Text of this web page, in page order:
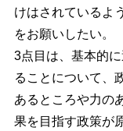
けはされているよ
をお願いしたい。
3点目は、基本的
ることについて、
あるところや力の
果を目指す政策が